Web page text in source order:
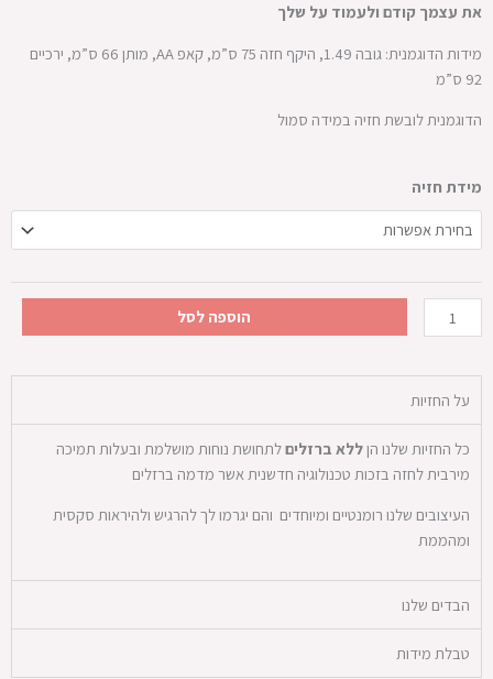
את עצמך קודם ולעמוד על שלך
מידות הדוגמנית: גובה 1.49, היקף חזה 75 ס”מ, קאפ AA, מותן 66 ס”מ, ירכיים
92 ס”מ
הדוגמנית לובשת חזיה במידה סמול
מידת חזיה
כמות
של
חזיית
הוספה לסל
על החזיות
כל החזיות שלנו הןללא ברזליםלתחושת נוחות מושלמת ובעלות תמיכה
מירבית לחזה בזכות טכנולוגיה חדשנית אשר מדמה ברזלים
העיצובים שלנו רומנטיים ומיוחדים והם יגרמו לך להרגיש ולהיראות סקסית
ומהממת
הבדים שלנו
טבלת מידות